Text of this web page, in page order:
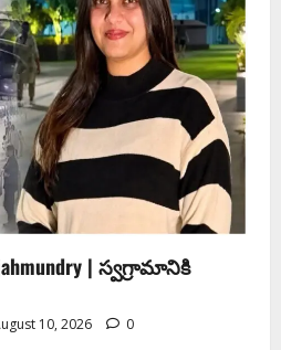
| స్వ‌గ్రామానికి
10, 2026 0